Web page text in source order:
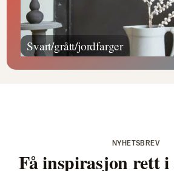
Svart/grått/jordfarger
NYHETSBREV
Få inspirasjon rett